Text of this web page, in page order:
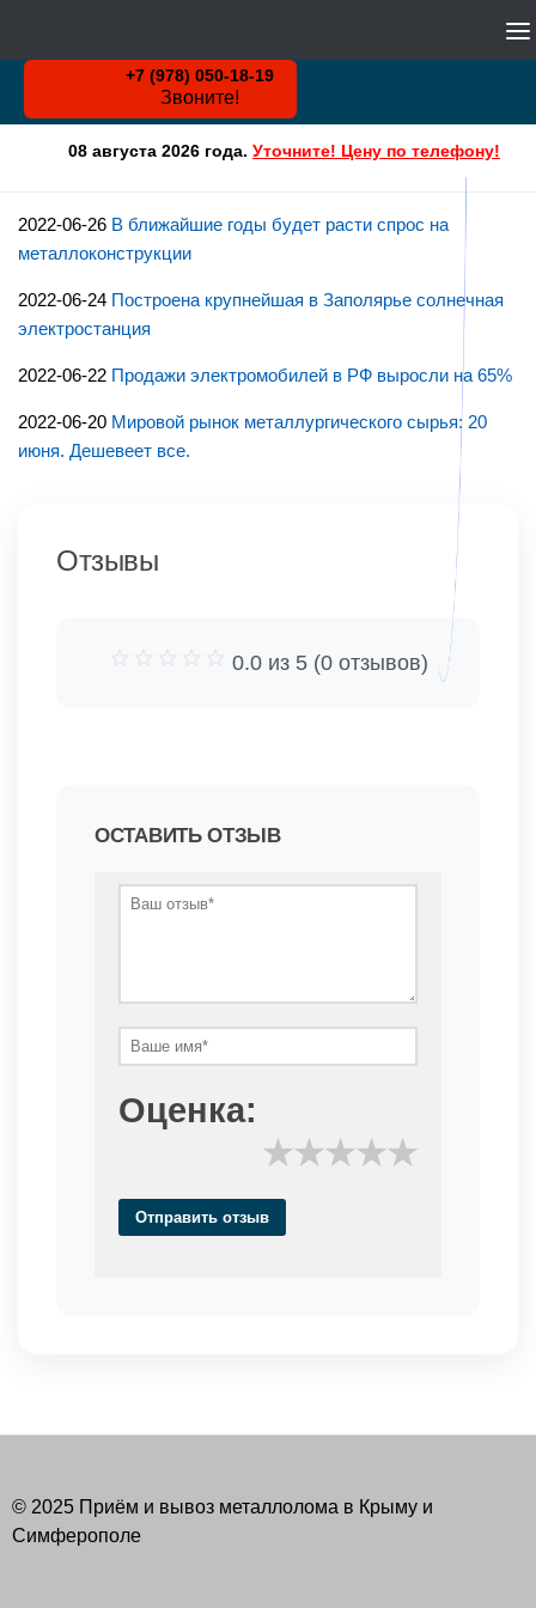
+7 (978) 050-18-19
Звоните!
08 августа 2026 года. Уточните! Цену по телефону!
2022-06-26 В ближайшие годы будет расти спрос на
металлоконструкции
2022-06-24 Построена крупнейшая в Заполярье солнечная
электростанция
2022-06-22 Продажи электромобилей в РФ выросли на 65%
2022-06-20 Мировой рынок металлургического сырья: 20
июня. Дешевеет все.
Отзывы
0.0 из 5 (0 отзывов)
ОСТАВИТЬ ОТЗЫВ
Оценка:
★
★
★
★
★
Отправить отзыв
© 2025 Приём и вывоз металлолома в Крыму и
Симферополе